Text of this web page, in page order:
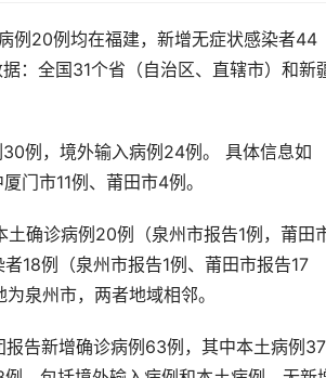
例20例均在福建，新增无症状感染者44
：全国31个省（自治区、直辖市）和新
例，境外输入病例24例。 具体信息如
门市11例、莆田市4例。
确诊病例20例（泉州市报告1例，莆田
18例（泉州市报告1例、莆田市报告17
泉州市，两者地域相邻。
告新增确诊病例63例，其中本土病例37